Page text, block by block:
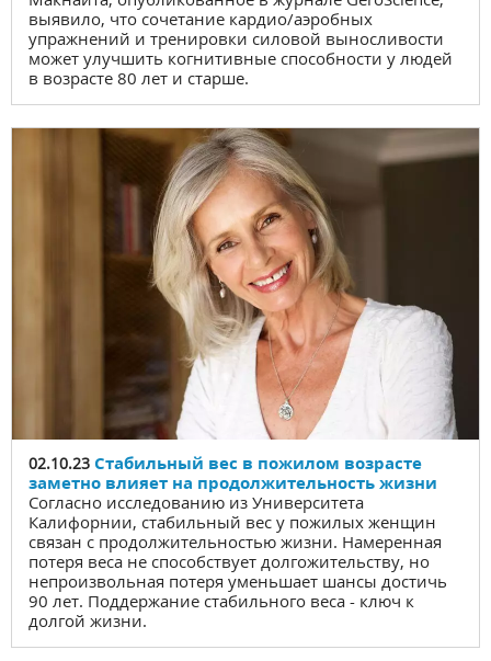
выявило, что сочетание кардио/аэробных
упражнений и тренировки силовой выносливости
может улучшить когнитивные способности у людей
в возрасте 80 лет и старше.
02.10.23 Стабильный вес в пожилом возрасте
заметно влияет на продолжительность жизни
Согласно исследованию из Университета
Калифорнии, стабильный вес у пожилых женщин
связан с продолжительностью жизни. Намеренная
потеря веса не способствует долгожительству, но
непроизвольная потеря уменьшает шансы достичь
90 лет. Поддержание стабильного веса - ключ к
долгой жизни.